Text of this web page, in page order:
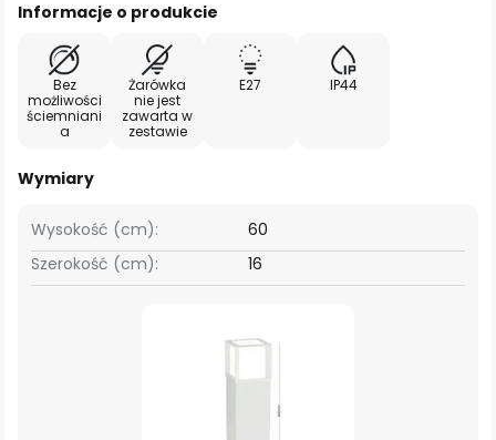
Informacje o produkcie
Bez
możliwości
ściemniani
a
Żarówka
nie jest
zawarta w
zestawie
E27 IP44
Wymiary
Szerokość (cm): 16
Wysokość (cm): 60